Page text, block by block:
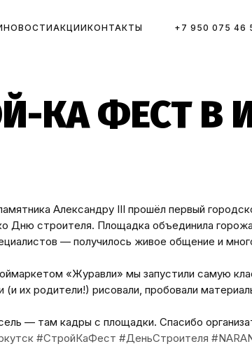
НОВОСТИАКЦИИКОНТАКТЫ +7 950 075 46
КА ФЕСТ В
Александру III прошёл первый
Дню строителя. Площадка объединила
— получилось живое общение и
«Журавли» мы запустили самую
их родители!) рисовали, пробовали
— там кадры с площадки. Спасибо
#СтройКаФест #ДеньСтроителя